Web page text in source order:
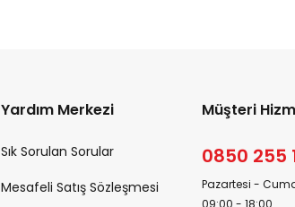
Yardım Merkezi
Sık Sorulan Sorular
Mesafeli Satış Sözleşmesi
Müşteri
0850 255
Pazartesi -
09:00 - 18:00